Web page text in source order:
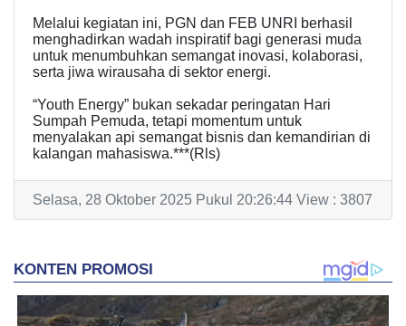
Melalui kegiatan ini, PGN dan FEB UNRI berhasil
menghadirkan wadah inspiratif bagi generasi muda
untuk menumbuhkan semangat inovasi, kolaborasi,
serta jiwa wirausaha di sektor energi.
“Youth Energy” bukan sekadar peringatan Hari
Sumpah Pemuda, tetapi momentum untuk
menyalakan api semangat bisnis dan kemandirian di
kalangan mahasiswa.***(Rls)
Selasa, 28 Oktober 2025 Pukul 20:26:44 View : 3807